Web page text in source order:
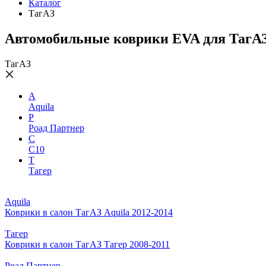
Каталог
ТагАЗ
Автомобильные коврики EVA для
ТагАЗ
A
Aquila
Р
Роад Партнер
С
С10
Т
Тагер
Aquila
Коврики в салон ТагАЗ Aquila 2012-2014
Тагер
Коврики в салон ТагАЗ Тагер 2008-2011